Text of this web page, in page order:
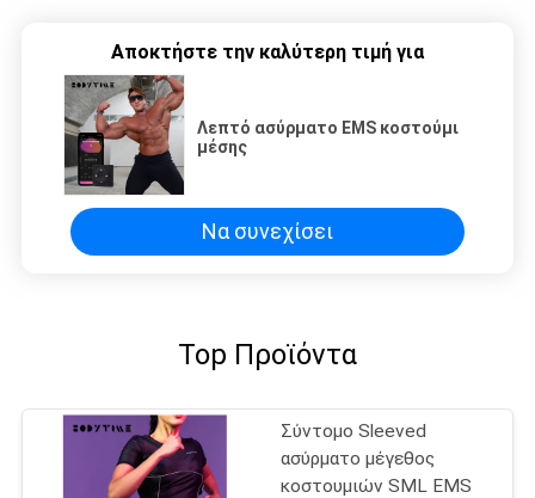
Αποκτήστε την καλύτερη τιμή για
Λεπτό ασύρματο EMS κοστούμι
μέσης
Να συνεχίσει
Top Προϊόντα
Σύντομο Sleeved
ασύρματο μέγεθος
κοστουμιών SML EMS